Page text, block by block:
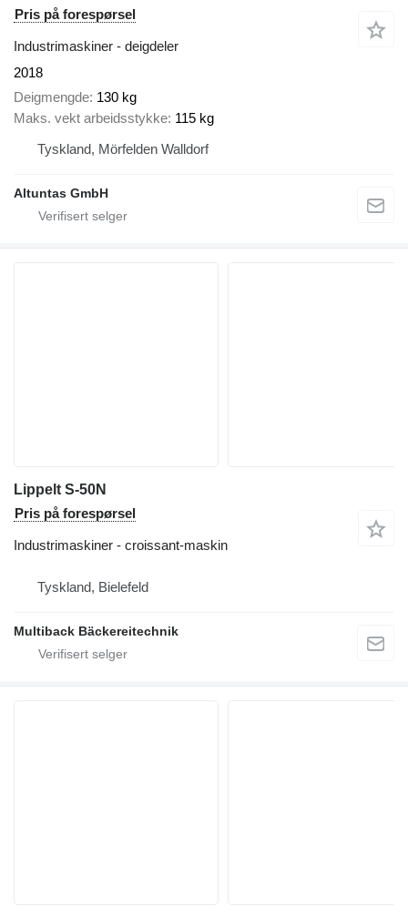
Pris på forespørsel
Industrimaskiner - deigdeler
2018
Deigmengde 130 kg
Maks. vekt arbeidsstykke 115 kg
Tyskland, Mörfelden Walldorf
Altuntas GmbH
Lippelt S-50N
Pris på forespørsel
Industrimaskiner - croissant-maskin
Tyskland, Bielefeld
Multiback Bäckereitechnik